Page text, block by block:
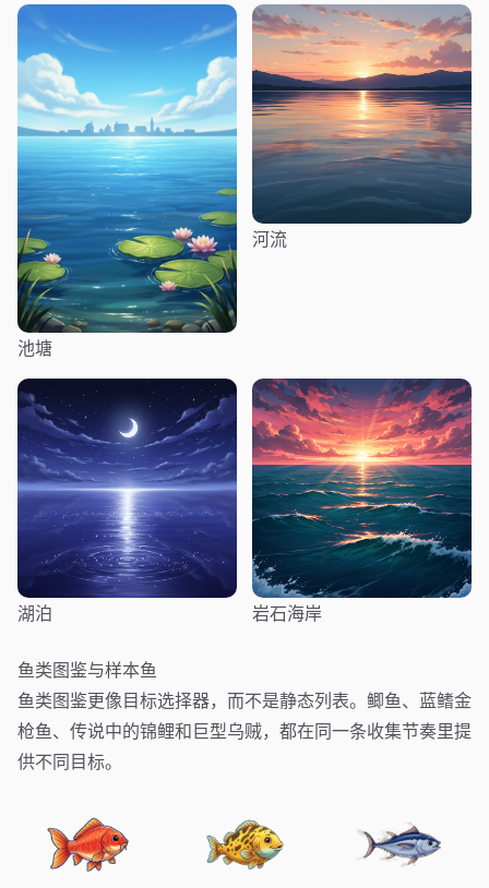
池塘
河流
湖泊 岩石海岸
鱼类图鉴与样本鱼
鱼类图鉴更像目标选择器，而不是静态列表。鲫鱼、蓝鳍金
枪鱼、传说中的锦鲤和巨型乌贼，都在同一条收集节奏里提
供不同目标。